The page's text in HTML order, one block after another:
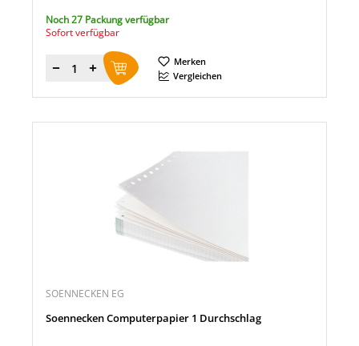
Noch 27 Packung verfügbar
Sofort verfügbar
Menge
Merken
Vergleichen
SOENNECKEN EG
Soennecken Computerpapier 1 Durchschlag